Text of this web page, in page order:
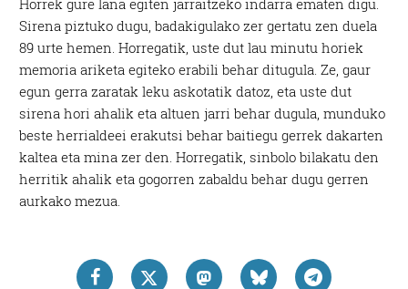
Sirena piztuko dugu, badakigulako zer gertatu zen duela
89 urte hemen. Horregatik, uste dut lau minutu horiek
memoria ariketa egiteko erabili behar ditugula. Ze, gaur
egun gerra zaratak leku askotatik datoz, eta uste dut
sirena hori ahalik eta altuen jarri behar dugula, munduko
beste herrialdeei erakutsi behar baitiegu gerrek dakarten
kaltea eta mina zer den. Horregatik, sinbolo bilakatu den
herritik ahalik eta gogorren zabaldu behar dugu gerren
aurkako mezua.